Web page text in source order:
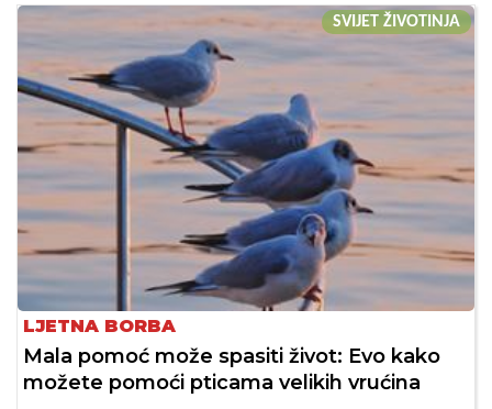
SVIJET ŽIVOTINJA
LJETNA BORBA
Mala pomoć može spasiti život: Evo kako
možete pomoći pticama velikih vrućina